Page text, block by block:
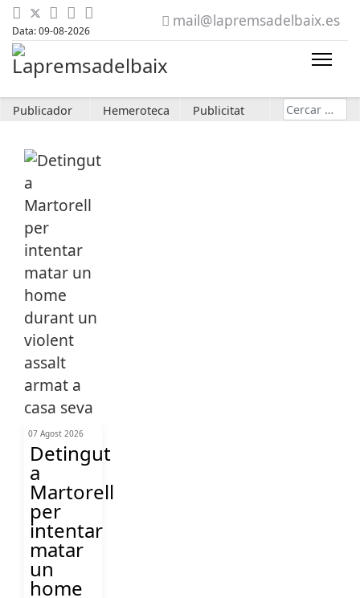
Data: 09-08-2026
mail@lapremsadelbaix.es
Publicador Hemeroteca Publicitat Cerca
07 Agost 2026
Detingut
a
Martorell
per
intentar
matar
un
home